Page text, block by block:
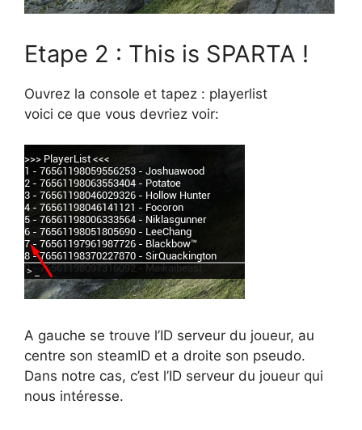
Etape 2 : This is SPARTA !
Ouvrez la console et tapez : playerlist
voici ce que vous devriez voir:
A gauche se trouve l’ID serveur du joueur, au
centre son steamID et a droite son pseudo.
Dans notre cas, c’est l’ID serveur du joueur qui
nous intéresse.